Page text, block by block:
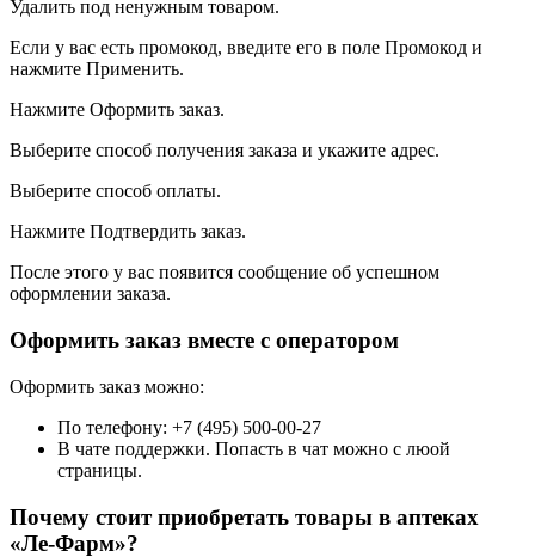
Удалить под ненужным товаром.
Если у вас есть промокод, введите его в поле Промокод и
нажмите Применить.
Нажмите Оформить заказ.
Выберите способ получения заказа и укажите адрес.
Выберите способ оплаты.
Нажмите Подтвердить заказ.
После этого у вас появится сообщение об успешном
оформлении заказа.
Оформить заказ вместе с оператором
Оформить заказ можно:
По телефону: +7 (495) 500-00-27
В чате поддержки. Попасть в чат можно с люой
страницы.
Почему стоит приобретать товары в аптеках
«Ле-Фарм»?